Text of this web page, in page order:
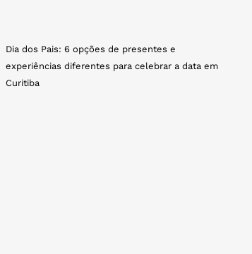
Dia dos Pais: 6 opções de presentes e
experiências diferentes para celebrar a data em
Curitiba